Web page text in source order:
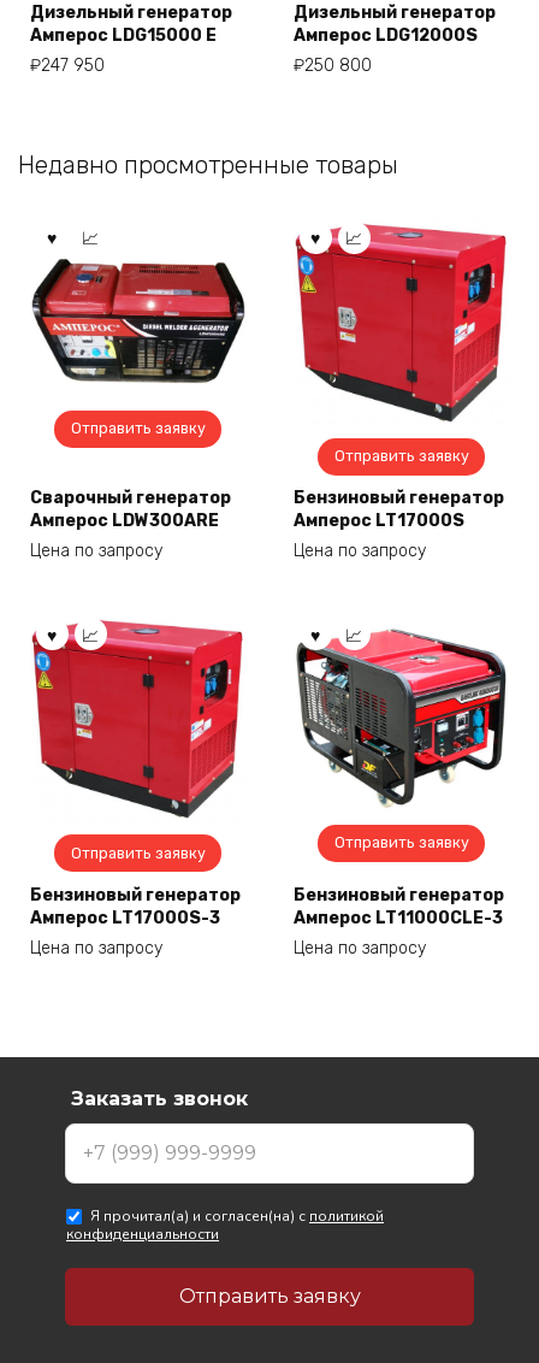
Дизельный генератор
Амперос LDG15000 E
₽247 950
Дизельный генератор
Амперос LDG12000S
₽250 800
Недавно просмотренные товары
Отправить заявку
Сварочный генератор
Амперос LDW300ARE
Цена по запросу
Отправить заявку
Бензиновый генератор
Амперос LT17000S
Цена по запросу
Отправить заявку
Бензиновый генератор
Амперос LT17000S-3
Цена по запросу
Отправить заявку
Бензиновый генератор
Амперос LT11000CLE-3
Цена по запросу